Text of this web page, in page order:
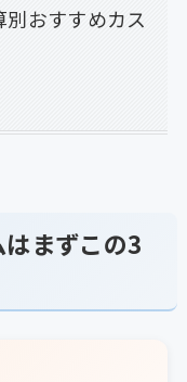
おすすめカス
まずこの3